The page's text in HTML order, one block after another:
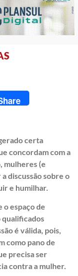
certa
concordam com a
mulheres (e
discussão sobre o
e humilhar.
o espaço de
é válida, pois,
como pano de
precisa ser
contra a mulher.